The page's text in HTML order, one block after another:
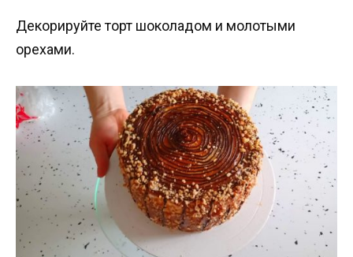
Декорируйте торт шоколадом и молотыми
орехами.